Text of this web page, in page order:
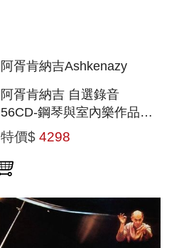
阿胥肯納吉Ashkenazy
阿胥肯納吉 自選錄音
56CD-鋼琴與室內樂作品
ASHKENAZY - ARTISTS
CHOICE
特價$ 4298